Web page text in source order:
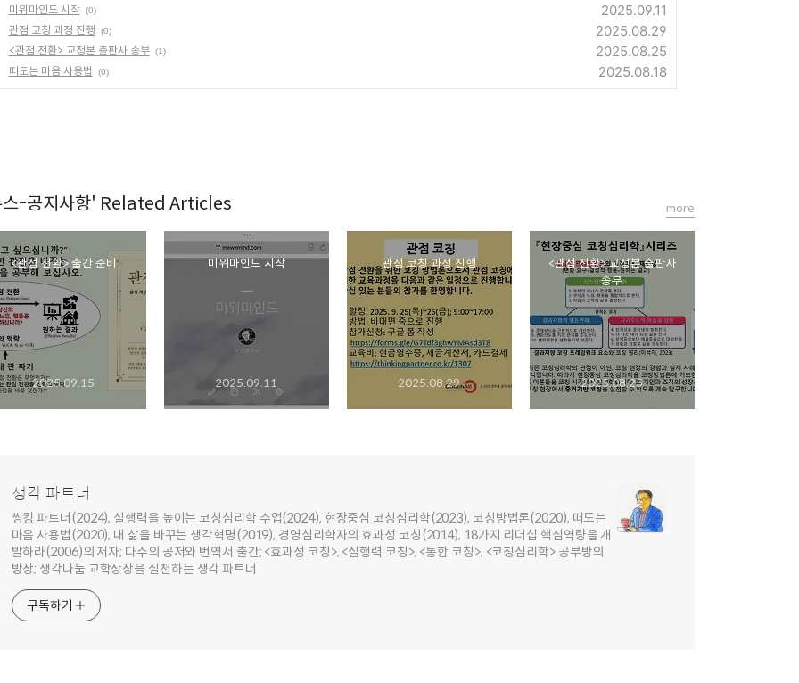
미위마인드 시작 (0) 2025.09.11
관점 코칭 과정 진행 (0) 2025.08.29
<관점 전환> 교정본 출판사 송부 (1) 2025.08.25
떠도는 마음 사용법 (0) 2025.08.18
-공지사항' Related Articles
<관점 전환> 출간 준비
2025.09.15
미위마인드 시작
2025.09.11
관점 코칭 과정 진행
2025.08.29
<관점 전환> 교정본 출판사
송부
2025.08.25
more
생각 파트너
씽킹 파트너(2024), 실행력을 높이는 코칭심리학 수업(2024), 현장중심 코칭심리학(2023), 코칭방법론(2020), 떠도는
마음 사용법(2020), 내 삶을 바꾸는 생각혁명(2019), 경영심리학자의 효과성 코칭(2014), 18가지 리더십 핵심역량을 개
발하라(2006)의 저자; 다수의 공저와 번역서 출간; <효과성 코칭>, <실행력 코칭>, <통합 코칭>, <코칭심리학> 공부방의
방장; 생각나눔 교학상장을 실천하는 생각 파트너
구독하기